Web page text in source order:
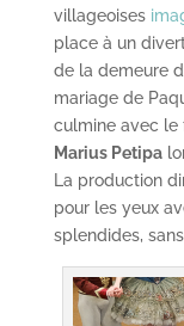
villageoises
place à un
de la demeure
mariage de
culmine avec le
Marius Petipa
La production
pour les yeux
splendides,